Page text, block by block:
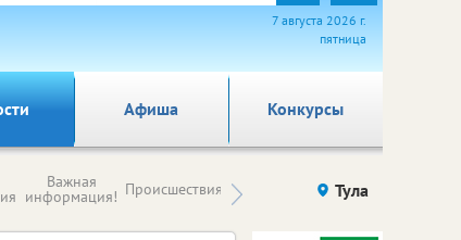
7 августа 2026 г.
пятница
Афиша Конкурсы
Важная
информация! Происшествия Здоровье компаний (на
Тула